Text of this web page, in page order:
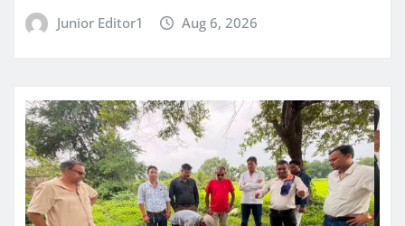
Junior Editor1 Aug 6, 2026